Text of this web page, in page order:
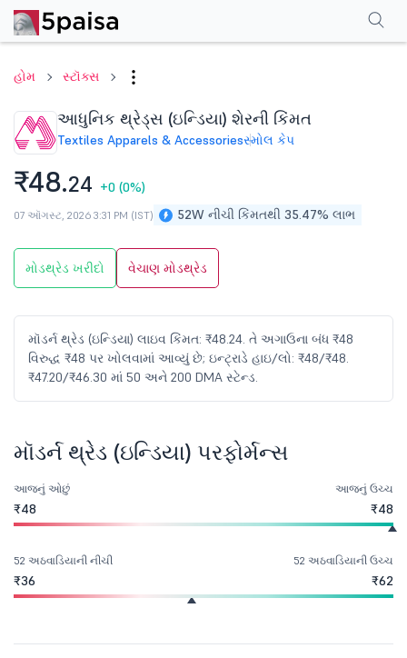
હોમ સ્ટૉક્સ
આધુનિક થ્રેડ્સ (ઇન્ડિયા) શેરની કિંમત
Textiles Apparels & Accessoriesસ્મોલ કેપ
₹48.24 +0 (0%)
52W નીચી કિંમતથી 35.47% લાભ
07 ઑગસ્ટ, 2026 3:31 PM (IST)
મોડથ્રેડ ખરીદો વેચાણ મોડથ્રેડ
મૉડર્ન થ્રેડ (ઇન્ડિયા) લાઇવ કિંમત: ₹48.24. તે અગાઉના બંધ ₹48
વિરુદ્ધ ₹48 પર ખોલવામાં આવ્યું છે; ઇન્ટ્રાડે હાઇ/લો: ₹48/₹48.
₹47.20/₹46.30 માં 50 અને 200 DMA સ્ટેન્ડ.
પરફોર્મન્સફાઇનાન્શિયલ્સ વધુ
મૉડર્ન થ્રેડ (ઇન્ડિયા) પરફોર્મન્સ
આજનું ઓછું
₹48
આજનું ઉચ્ચ
₹48
52 અઠવાડિયાની નીચી
₹36
52 અઠવાડિયાની ઉચ્ચ
₹62